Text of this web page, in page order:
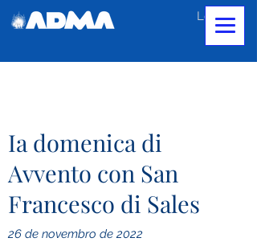
Login
Ia domenica di
Avvento con San
Francesco di Sales
26 de novembro de 2022